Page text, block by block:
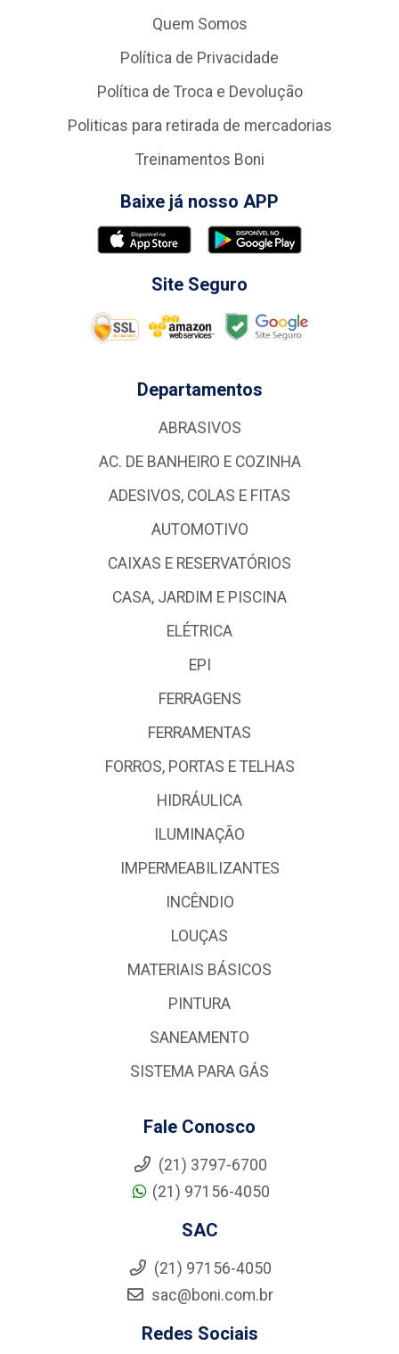
Quem Somos
Política de Privacidade
Política de Troca e Devolução
Politicas para retirada de mercadorias
Treinamentos Boni
Baixe já nosso APP
Site Seguro
Departamentos
ABRASIVOS
AC. DE BANHEIRO E COZINHA
ADESIVOS, COLAS E FITAS
AUTOMOTIVO
CAIXAS E RESERVATÓRIOS
CASA, JARDIM E PISCINA
ELÉTRICA
EPI
FERRAGENS
FERRAMENTAS
FORROS, PORTAS E TELHAS
HIDRÁULICA
ILUMINAÇÃO
IMPERMEABILIZANTES
INCÊNDIO
LOUÇAS
MATERIAIS BÁSICOS
PINTURA
SANEAMENTO
SISTEMA PARA GÁS
Fale Conosco
(21) 3797-6700
(21) 97156-4050
SAC
(21) 97156-4050
sac@boni.com.br
Redes Sociais